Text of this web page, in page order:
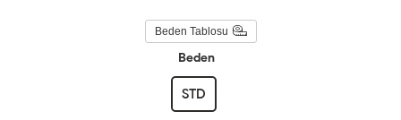
Beden Tablosu
Beden
STD